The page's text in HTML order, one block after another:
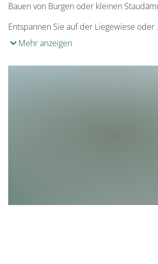
Bauen von Burgen oder kleinen
Entspannen Sie auf der Liegewiese oder
Mehr anzeigen